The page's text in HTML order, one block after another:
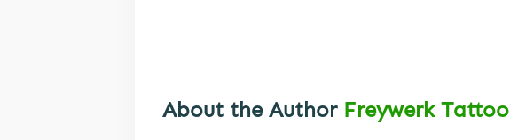
About the Author Freywerk Tattoo